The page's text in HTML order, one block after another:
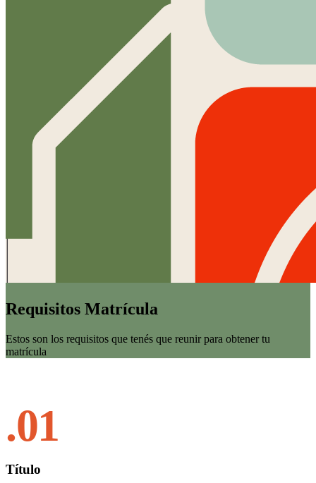
Requisitos Matrícula
Estos son los requisitos que tenés que reunir para obtener tu
matrícula
.01
Título